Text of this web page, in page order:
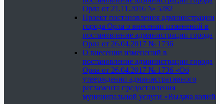
Орла от 21.11.2016 № 5282
Проект постановления администрации
города Орла о внесении изменений в
постановление администрации города
Орла от 26.04.2017 № 1736
О внесении изменений в
постановление администрации города
Орла от 26.04.2017 № 1736 «Об
утверждении административного
регламента предоставления
муниципальной услуги «Выдача копий